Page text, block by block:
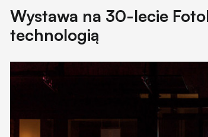
Wystawa na 30-lecie
technologią